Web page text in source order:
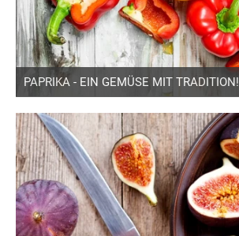
PAPRIKA - EIN GEMÜSE MIT TRADITION!